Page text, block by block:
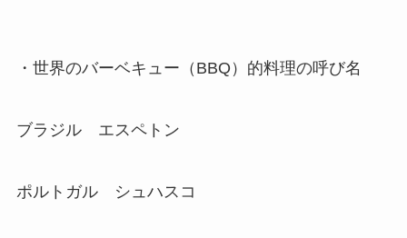
・世界のバーベキュー（BBQ）的料理の呼び名
ブラジル エスペトン
ポルトガル シュハスコ